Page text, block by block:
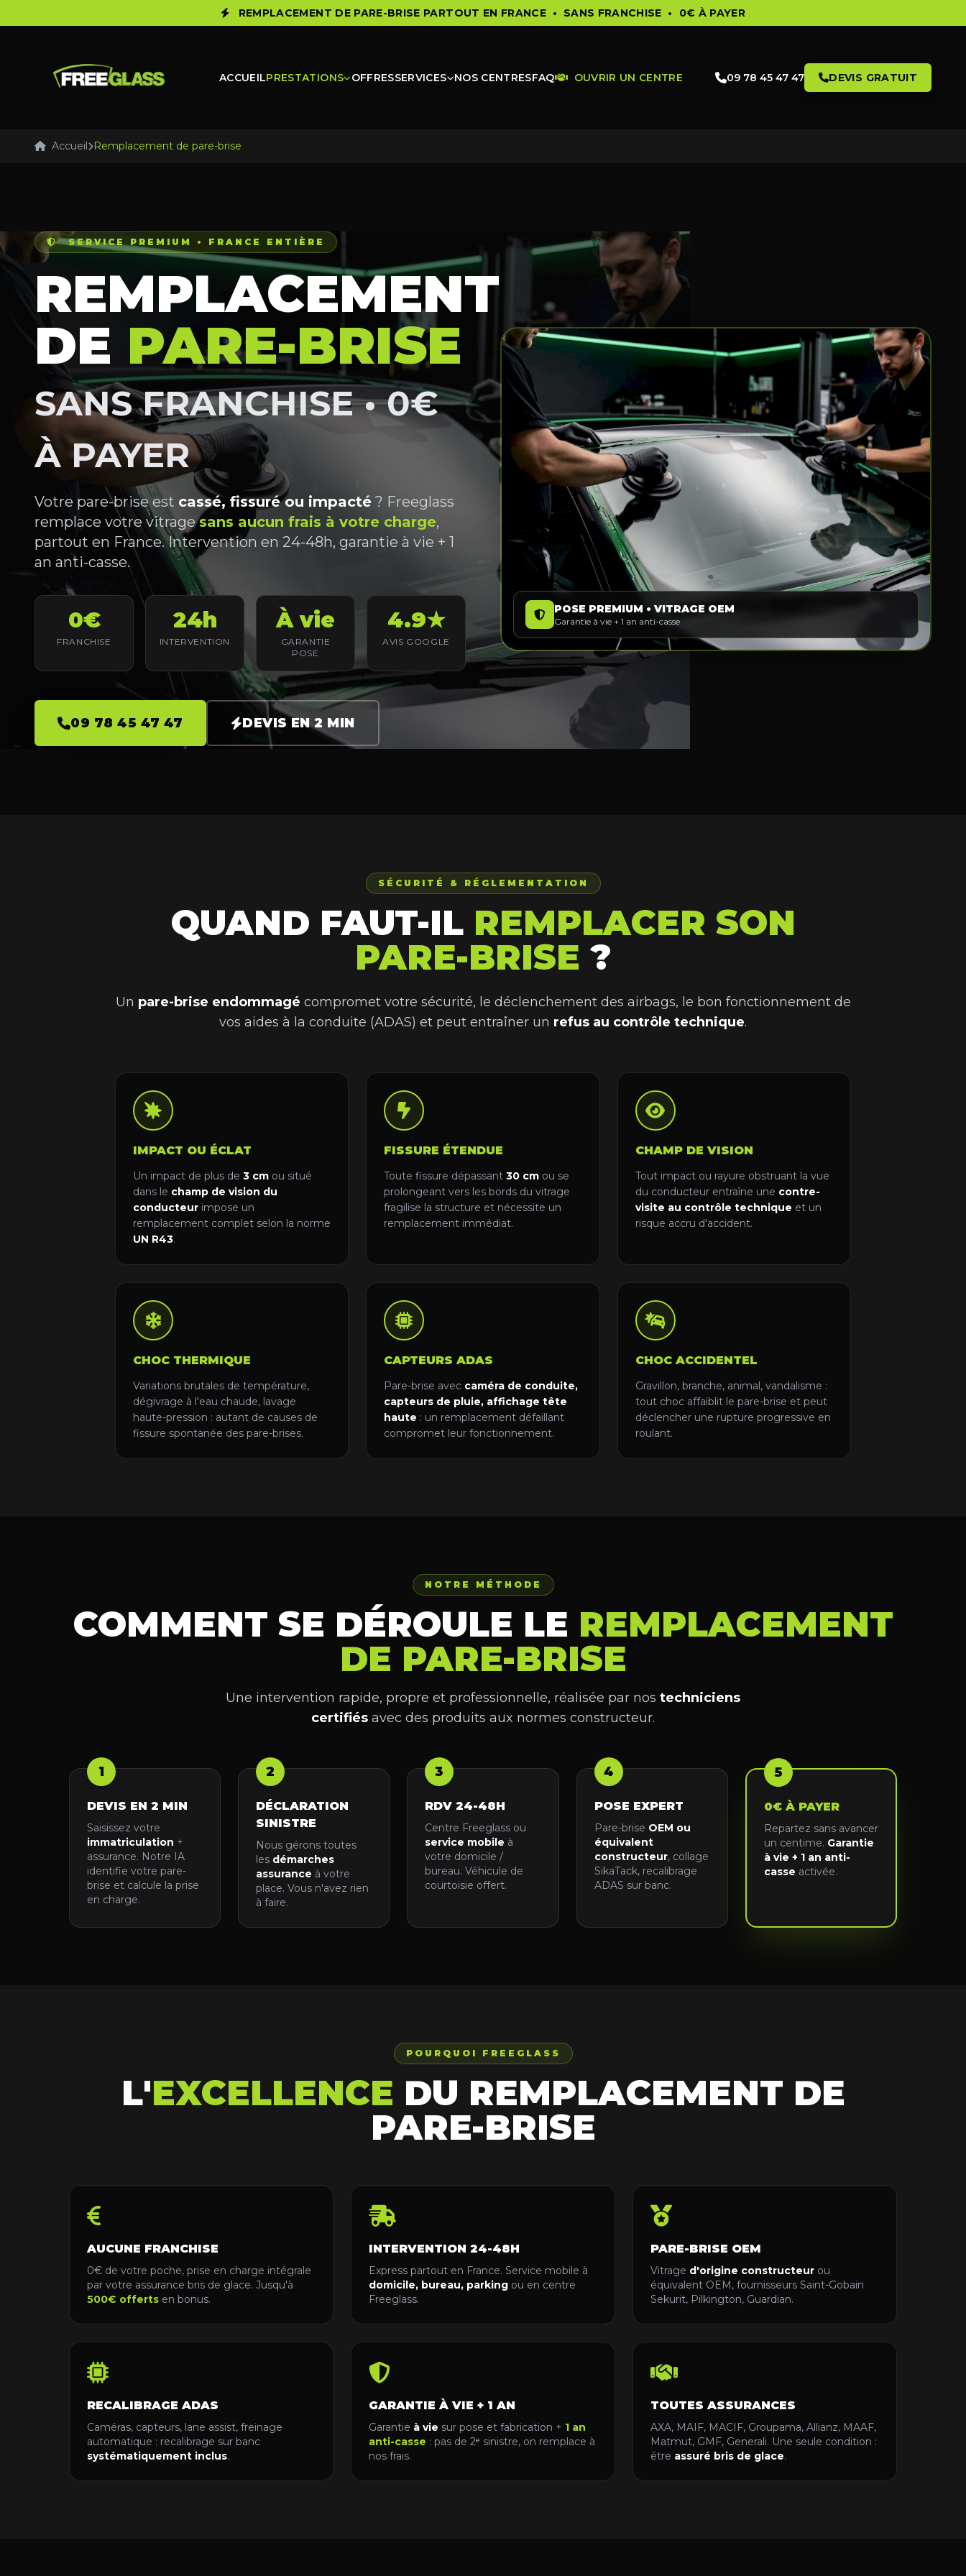
REMPLACEMENT DE PARE-BRISE PARTOUT EN FRANCE • SANS FRANCHISE • 0€ À PAYER
ACCUEILPRESTATIONS OFFRESSERVICES NOS CENTRESFAQ OUVRIR UN CENTRE 09 78 45 47 47 DEVIS GRATUIT
Accueil Remplacement de pare-brise
SERVICE PREMIUM • FRANCE ENTIÈRE
REMPLACEMENT
DE PARE-BRISE
SANS FRANCHISE • 0€
À PAYER
Votre pare-brise est cassé, fissuré ou impacté ? Freeglass
remplace votre vitragesans aucun frais à votre charge,
partout en France. Intervention en 24-48h, garantie à vie + 1
an anti-casse.
0€
FRANCHISE
24h
INTERVENTION
À vie
GARANTIE
POSE
4.9★
AVIS GOOGLE
09 78 45 47 47 DEVIS EN 2 MIN
POSE PREMIUM • VITRAGE OEM
Garantie à vie + 1 an anti-casse
SÉCURITÉ & RÉGLEMENTATION
QUAND FAUT-IL REMPLACER SON
PARE-BRISE ?
Un pare-brise endommagé compromet votre sécurité, le déclenchement des airbags, le bon fonctionnement de
vos aides à la conduite (ADAS) et peut entraîner un refus au contrôle technique.
IMPACT OU ÉCLAT
Un impact de plus de 3 cm ou situé
dans le champ de vision du
conducteur impose un
remplacement complet selon la norme
UN R43.
FISSURE ÉTENDUE
Toute fissure dépassant30 cm ou se
prolongeant vers les bords du vitrage
fragilise la structure et nécessite un
remplacement immédiat.
CHAMP DE VISION
Tout impact ou rayure obstruant la vue
du conducteur entraîne une contre-
visite au contrôle technique et un
risque accru d'accident.
CHOC THERMIQUE
Variations brutales de température,
dégivrage à l'eau chaude, lavage
haute-pression : autant de causes de
fissure spontanée des pare-brises.
CAPTEURS ADAS
Pare-brise avec caméra de conduite,
capteurs de pluie, affichage tête
haute : un remplacement défaillant
compromet leur fonctionnement.
CHOC ACCIDENTEL
Gravillon, branche, animal, vandalisme :
tout choc affaiblit le pare-brise et peut
déclencher une rupture progressive en
roulant.
NOTRE MÉTHODE
COMMENT SE DÉROULE LE REMPLACEMENT
DE PARE-BRISE
Une intervention rapide, propre et professionnelle, réalisée par nos techniciens
certifiés avec des produits aux normes constructeur.
1
DEVIS EN 2 MIN
Saisissez votre
immatriculation +
assurance. Notre IA
identifie votre pare-
brise et calcule la prise
en charge.
2
DÉCLARATION
SINISTRE
Nous gérons toutes
les démarches
assurance à votre
place. Vous n'avez rien
à faire.
3
RDV 24-48H
Centre Freeglass ou
service mobile à
votre domicile /
bureau. Véhicule de
courtoisie offert.
4
POSE EXPERT
Pare-brise OEM ou
équivalent
constructeur, collage
SikaTack, recalibrage
ADAS sur banc.
5
0€ À PAYER
Repartez sans avancer
un centime. Garantie
à vie + 1 an anti-
casse activée.
POURQUOI FREEGLASS
L'EXCELLENCE DU REMPLACEMENT DE
PARE-BRISE
AUCUNE FRANCHISE
0€ de votre poche, prise en charge intégrale
par votre assurance bris de glace. Jusqu'à
500€ offerts en bonus.
INTERVENTION 24-48H
Express partout en France. Service mobile à
domicile, bureau, parking ou en centre
Freeglass.
PARE-BRISE OEM
Vitrage d'origine constructeur ou
équivalent OEM, fournisseurs Saint-Gobain
Sekurit, Pilkington, Guardian.
RECALIBRAGE ADAS
Caméras, capteurs, lane assist, freinage
automatique : recalibrage sur banc
systématiquement inclus.
GARANTIE À VIE + 1 AN
Garantie à vie sur pose et fabrication + 1 an
anti-casse : pas de 2ᵉ sinistre, on remplace à
nos frais.
TOUTES ASSURANCES
AXA, MAIF, MACIF, Groupama, Allianz, MAAF,
Matmut, GMF, Generali. Une seule condition :
être assuré bris de glace.